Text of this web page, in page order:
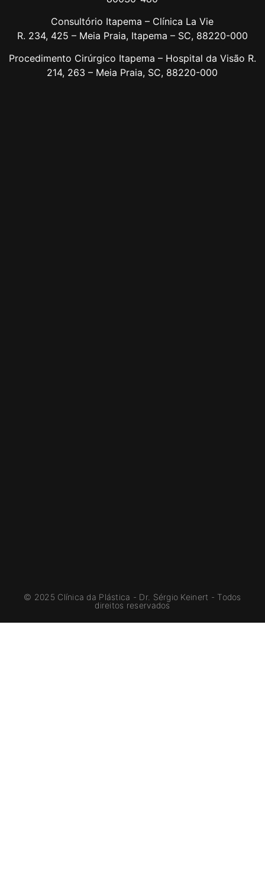
Consultório Itapema – Clínica La Vie
R. 234, 425 – Meia Praia, Itapema – SC, 88220-000
Procedimento Cirúrgico Itapema – Hospital da Visão R.
214, 263 – Meia Praia, SC, 88220-000
© 2025 Clínica da Plástica - Dr. Sérgio Keinert - Todos
direitos reservados